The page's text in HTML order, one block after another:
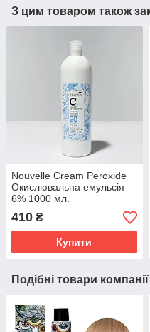
З цим товаром також
Nouvelle Cream Peroxide
Окислювальна емульсія
6% 1000 мл.
410 ₴
Купити
Подібні товари компанії